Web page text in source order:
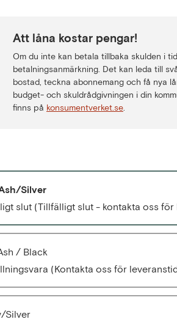
Att låna kostar pengar!
Om du inte kan betala tillbaka skulden i
betalningsanmärkning. Det kan leda till
bostad, teckna abonnemang och få nya
budget- och skuldrådgivningen i din
finns på konsumentverket.se
Silver
slut (Tillfälligt slut - kontakta oss
/ Black
(Kontakta oss för
Silver